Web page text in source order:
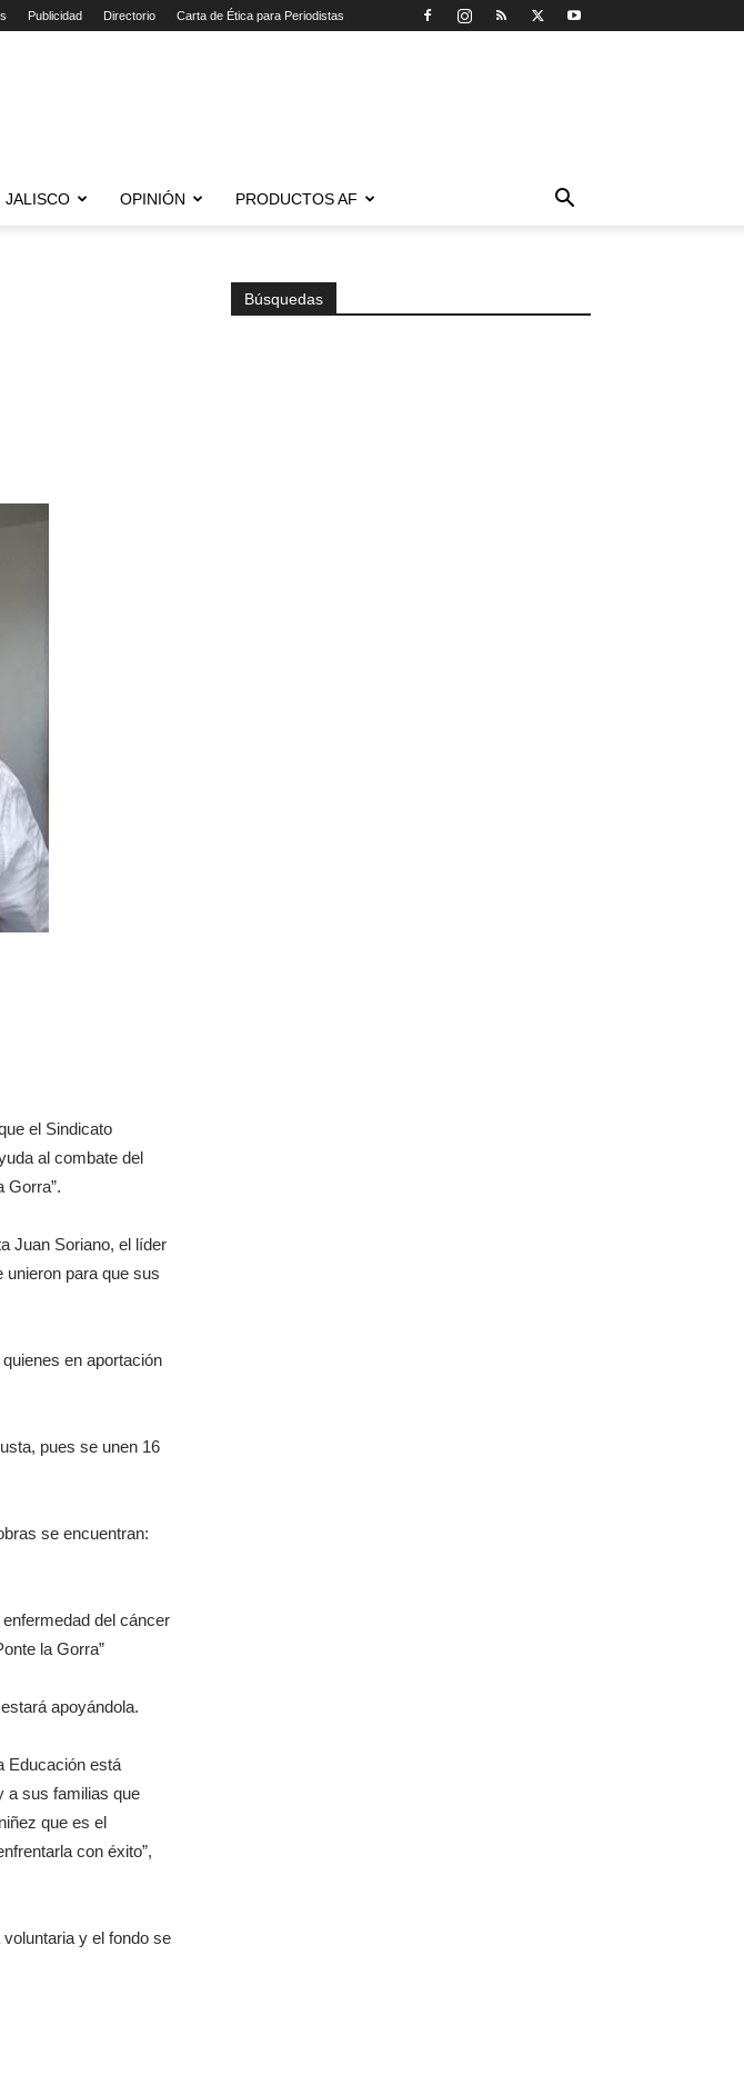
Publicidad Directorio Carta de Ética para Periodistas
JALISCO OPINIÓN PRODUCTOS AF
el Sindicato
al combate del
Gorra”.
Juan Soriano, el líder
unieron para que sus
en aportación
pues se unen 16
se encuentran:
del cáncer
la Gorra”
apoyándola.
Educación está
a sus familias que
que es el
con éxito”,
y el fondo se
Búsquedas